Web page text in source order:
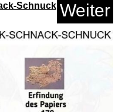
Anzeige
Schnuck Weiter